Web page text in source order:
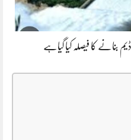
بنانے کا فیصلہ کیا گیاہے